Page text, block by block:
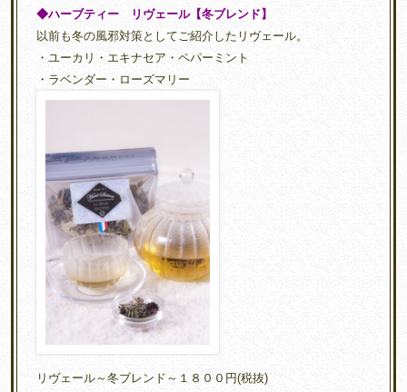
◆ハーブティーリヴェール【冬ブレンド】
以前も冬の風邪対策としてご紹介したリヴェール。
・ユーカリ・エキナセア・ペパーミント
・ラベンダー・ローズマリー
リヴェール～冬ブレンド～１８００円(税抜)